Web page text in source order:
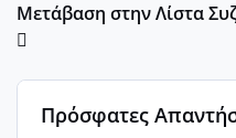
Μετάβαση στην Λίστα
Πρόσφατες